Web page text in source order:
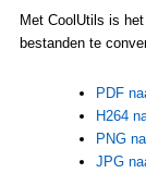
Met CoolUtils is
bestanden te
PDF
H264
PNG
JPG